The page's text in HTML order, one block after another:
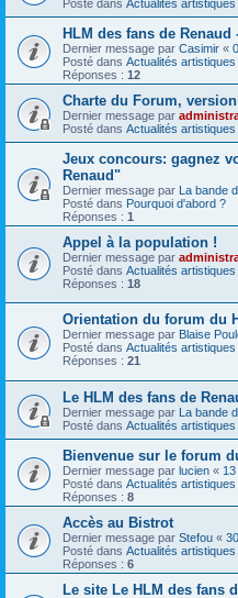
Posté dans Actualités artistiques
HLM des fans de
Dernier message par Casimir «
Posté dans Actualités artistiques
Réponses : 12
Charte du Forum,
Dernier message par
Posté dans Actualités artistiques
Jeux concours: gagnez
Renaud"
Dernier message par La bande
Posté dans Pourquoi d'abord ?
Réponses : 1
Appel à la population !
Dernier message par
Posté dans Actualités artistiques
Réponses : 18
Orientation du forum du
Dernier message par Blaise
Posté dans Actualités artistiques
Réponses : 21
Le HLM des fans de
Dernier message par La bande
Posté dans Actualités artistiques
Bienvenue sur le forum
Dernier message par lucien «
Posté dans Actualités artistiques
Réponses : 8
Accès au Bistrot
Dernier message par Stefou «
Posté dans Actualités artistiques
Réponses : 6
Le site Le HLM des fans